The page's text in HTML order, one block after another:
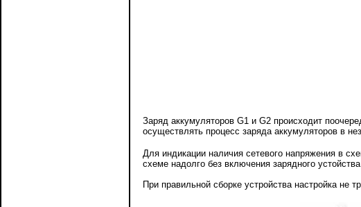
Заряд аккумуляторов G1 и G2 происходит
осуществлять процесс заряда аккумуляторов в
Для индикации наличия сетевого напряжения в
схеме надолго без включения зарядного
При правильной сборке устройства настройка не